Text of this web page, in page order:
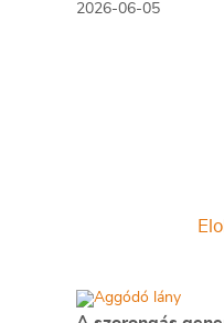
2026-06-05